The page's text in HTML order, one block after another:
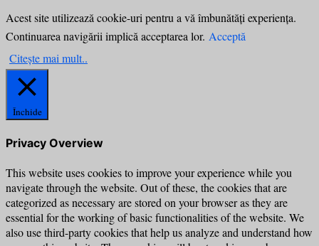
Acest site utilizează cookie-uri pentru a vă îmbunătăți experiența.
Continuarea navigării implică acceptarea lor. Acceptă
Citește mai mult..
Închide
Privacy Overview
This website uses cookies to improve your experience while you
navigate through the website. Out of these, the cookies that are
categorized as necessary are stored on your browser as they are
essential for the working of basic functionalities of the website. We
also use third-party cookies that help us analyze and understand how